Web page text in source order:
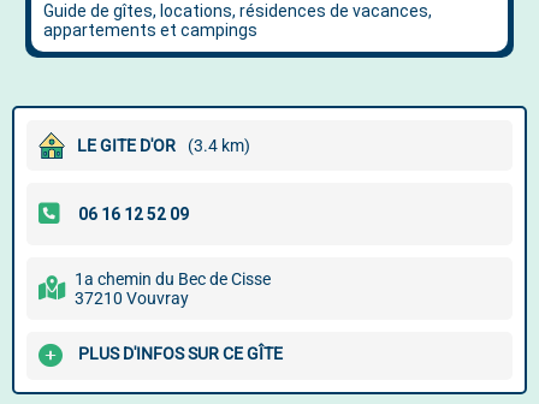
LE GITE D'OR (3.4 km)
1a chemin du Bec de Cisse
37210 Vouvray
PLUS D'INFOS SUR CE GÎTE